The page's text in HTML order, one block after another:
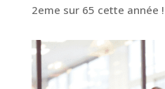
2eme sur 65 cette année !